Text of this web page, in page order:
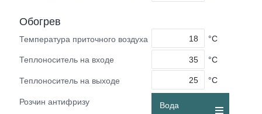
Обогрев
Температура приточного воздуха °C
Теплоноситель на входе °C
Теплоноситель на выходе °C
Розчин антифризу Вода